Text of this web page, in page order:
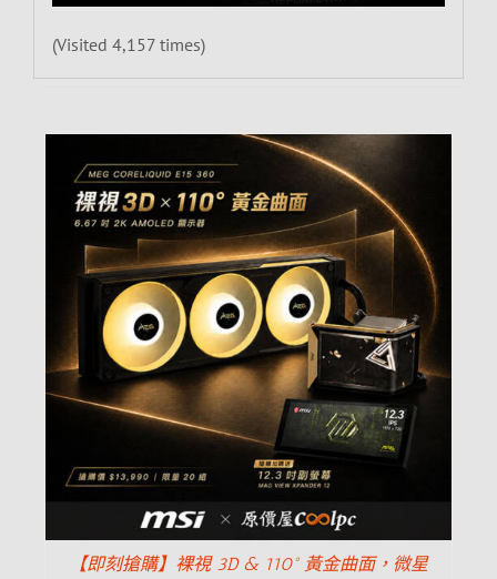
(Visited 4,157 times)
【即刻搶購】裸視 3D & 110° 黃金曲面，微星